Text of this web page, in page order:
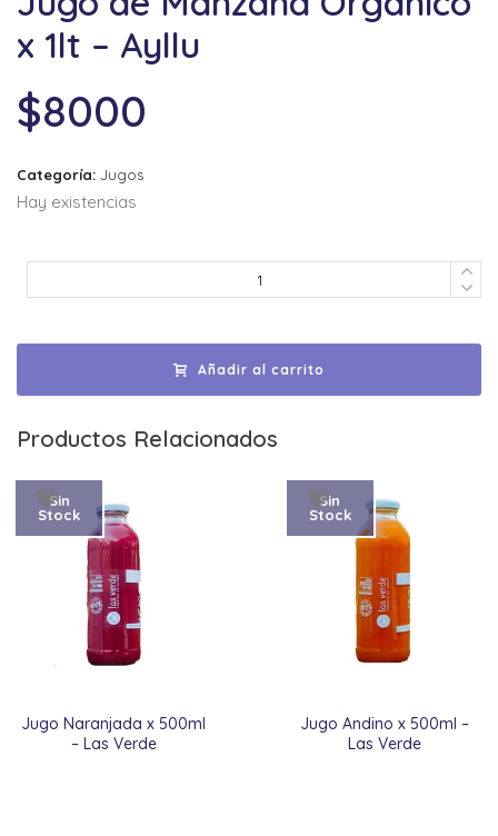
x 1lt – Ayllu
$8000
Categoría: Jugos
Hay existencias
Añadir al carrito
Productos Relacionados
Jugo Naranjada x 500ml
– Las Verde
Sin
Stock
Jugo Andino x 500ml –
Las Verde
Sin
Stock